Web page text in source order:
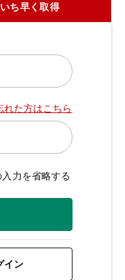
ち早く取得
た方はこちら
力を省略する
イン